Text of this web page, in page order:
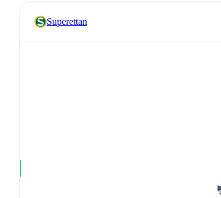
Superettan